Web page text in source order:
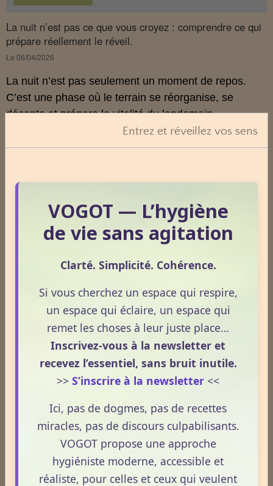
et conforme à la réglementation française de 2026.
La nuit n’est pas ce que vous croyez : comprendre ce qui
prépare réellement le réveil.
Le 08/04/2026
La nuit n’est pas seulement un moment de repos.
C’est une phase où le terrain se réorganise, se
décante et prépare la vitalité du lendemain.
Pourtant, peu de personnes savent réellement ce qui
se joue dans cette période silencieuse.
1 4 5
Newsletter #313 - juillet 2026
Newsletter #312 - juin 2026
Newsletter #311 - mai 2026
Newsletter #310 - avril 2026
Newsletter #309 - mars 2026
ESPACE PUBLICITAIRE
Format : 300 × 600 px
Emplacement disponible
Entrez et réveillez vos sens
VOGOT — L’hygiène
de vie sans agitation
Clarté. Simplicité. Cohérence.
Si vous cherchez un espace qui respire,
un espace qui éclaire, un espace qui
remet les choses à leur juste place…
Inscrivez-vous à la newsletter et
recevez l’essentiel, sans bruit inutile.
>> S’inscrire à la newsletter <<
Ici, pas de dogmes, pas de recettes
miracles, pas de discours culpabilisants.
VOGOT propose une approche
hygiéniste moderne, accessible et
réaliste, pour celles et ceux qui veulent